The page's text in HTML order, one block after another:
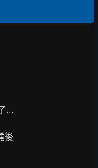
...
後